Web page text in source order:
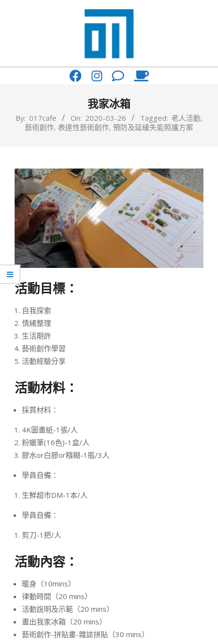
017
你
咖
啡
館
我家冰箱
By: 017cafe On: 2020-03-26 Tagged: 老人活動,
藝術創作, 表達性藝術創作, 預防及延緩失能照護方案
活動目標：
自我探索
情緒整理
生活期許
藝術創作學習
活動經驗分享
活動材料：
採買材料：
4K圖畫紙-1張/人
粉蠟筆(16色)-1盒/人
膠水or白膠or糨糊-1瓶/3人
學員自備：
生鮮超市DM-1本/人
學員自備：
剪刀-1把/人
活動內容：
暖身（10mins）
律動時間（20 mins）
活動說明及示範（20 mins）
畫出我家冰箱（20 mins）
藝術創作-拼貼畫-雜誌拼貼（30 mins）